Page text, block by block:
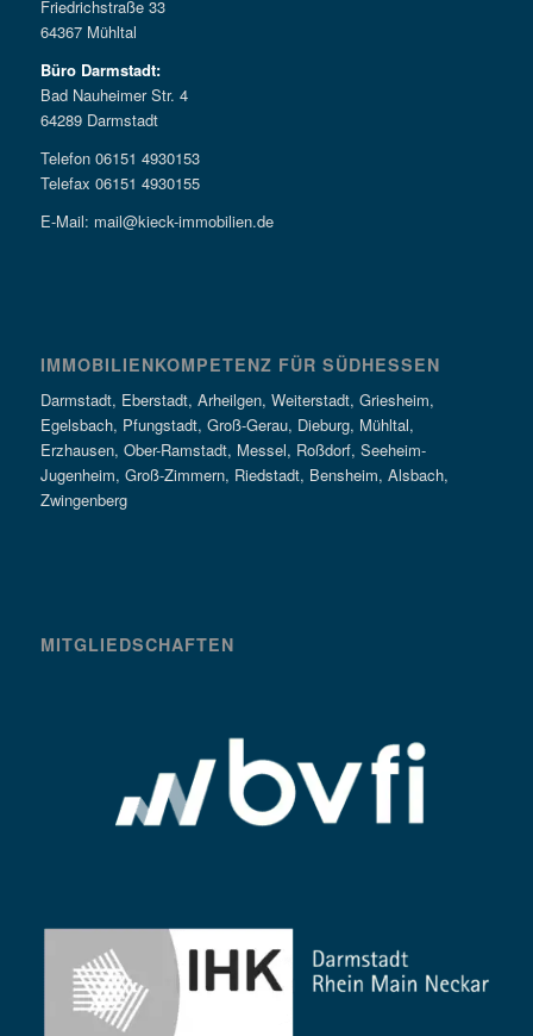
Friedrichstraße 33
64367 Mühltal
Büro Darmstadt:
Bad Nauheimer Str. 4
64289 Darmstadt
Telefon 06151 4930153
Telefax 06151 4930155
E-Mail: mail@kieck-immobilien.de
IMMOBILIENKOMPETENZ FÜR SÜDHESSEN
Darmstadt, Eberstadt, Arheilgen, Weiterstadt, Griesheim,
Egelsbach, Pfungstadt, Groß-Gerau, Dieburg, Mühltal,
Erzhausen, Ober-Ramstadt, Messel, Roßdorf, Seeheim-
Jugenheim, Groß-Zimmern, Riedstadt, Bensheim, Alsbach,
Zwingenberg
MITGLIEDSCHAFTEN